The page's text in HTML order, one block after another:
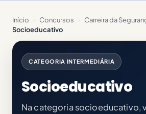
Início › Concursos › Carreira da
Socioeducativo
CATEGORIA INTERMEDIÁRIA
Socioeducativo
Na categoria socioeducativo,